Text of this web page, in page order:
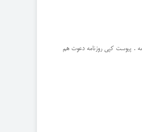
. پیوست کپی روزنامه دعوت هم